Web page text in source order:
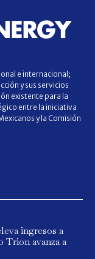
e internacional;
y sus servicios
existente para la
entre la iniciativa
y la Comisión
ingresos a
Trion avanza a